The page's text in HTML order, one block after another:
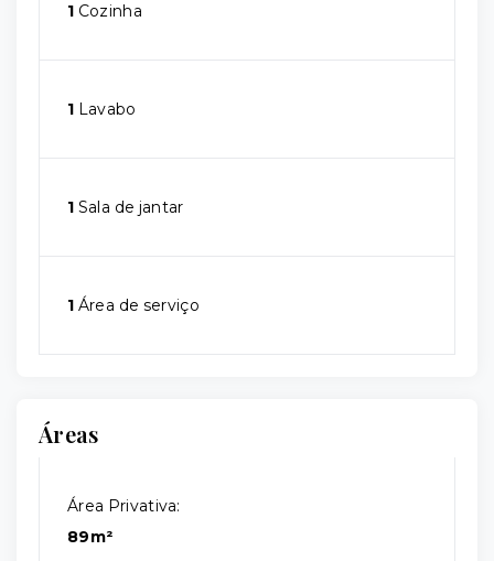
1 Cozinha
1 Lavabo
1 Sala de jantar
1 Área de serviço
Áreas
Área Privativa:
89m²